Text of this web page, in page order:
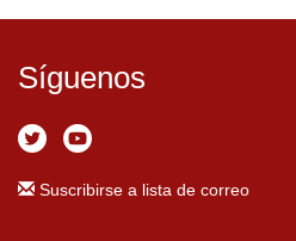
Síguenos
Suscribirse a lista de correo